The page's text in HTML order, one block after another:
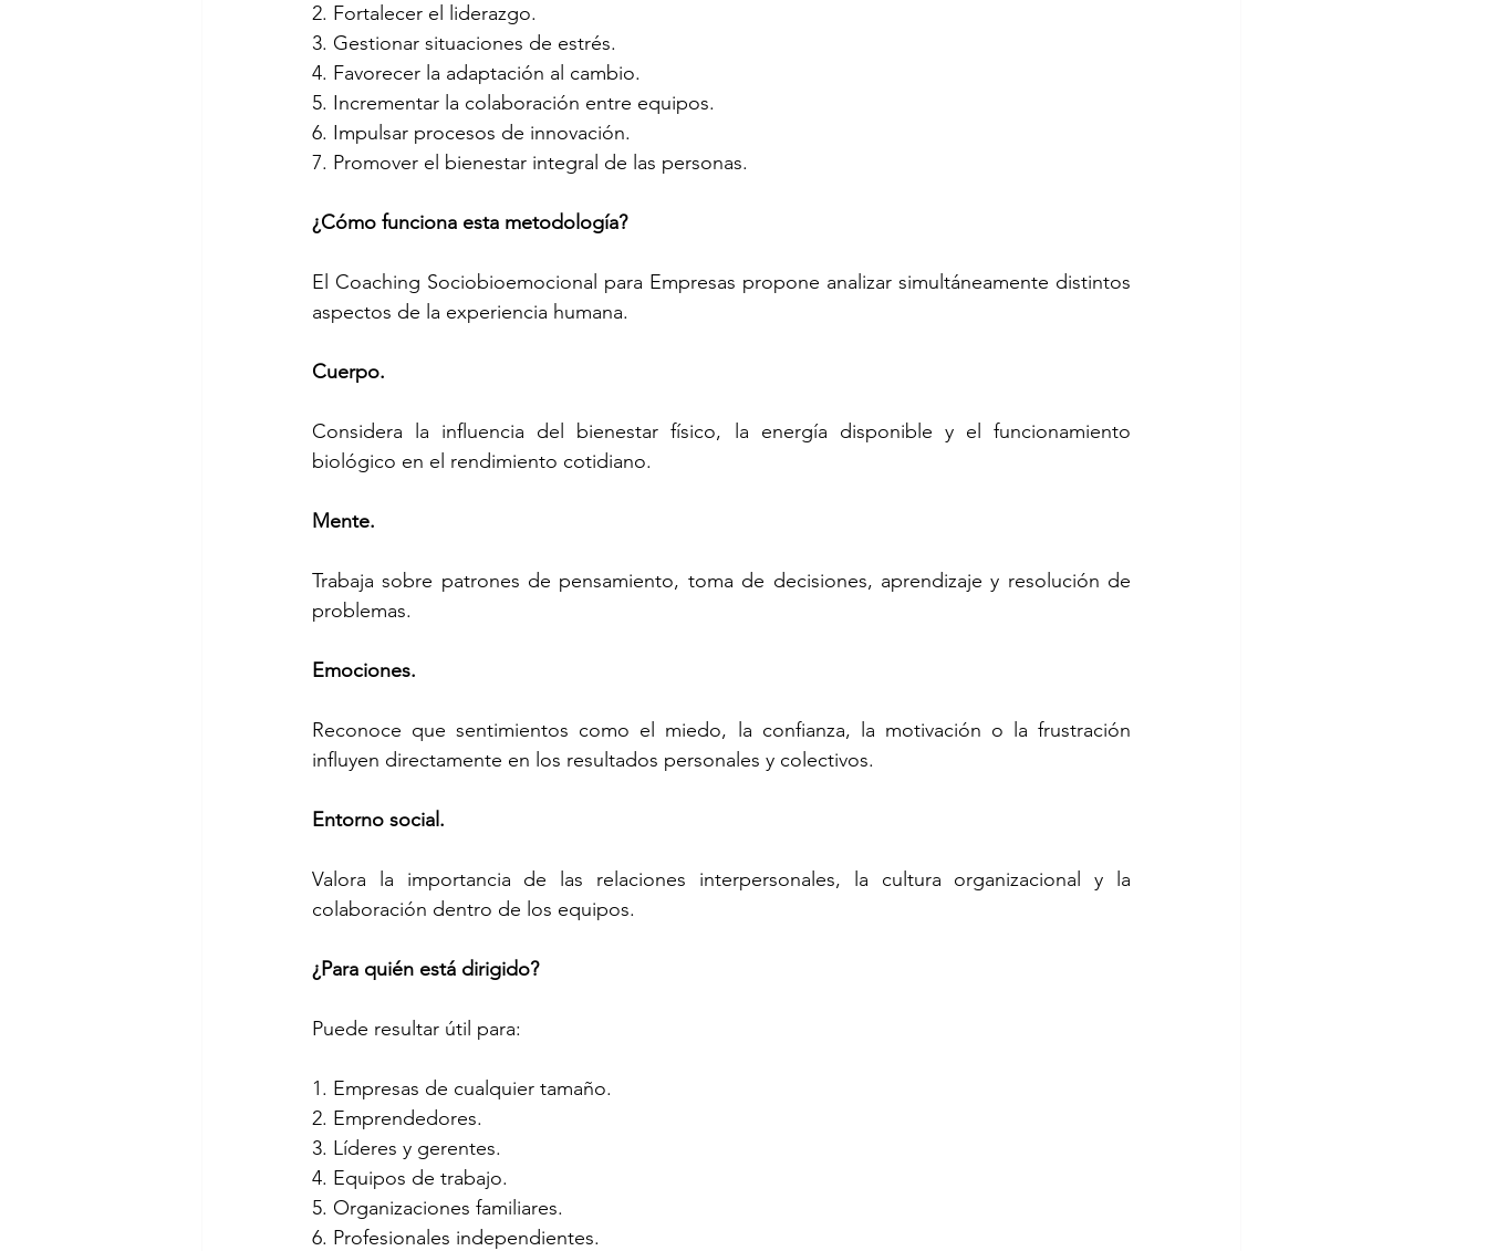
2. Fortalecer el liderazgo.
3. Gestionar situaciones de estrés.
4. Favorecer la adaptación al cambio.
5. Incrementar la colaboración entre equipos.
6. Impulsar procesos de innovación.
7. Promover el bienestar integral de las personas.
¿Cómo funciona esta metodología?
El Coaching Sociobioemocional para Empresas propone analizar simultáneamente distintos
aspectos de la experiencia humana.
Cuerpo.
Considera la influencia del bienestar físico, la energía disponible y el funcionamiento
biológico en el rendimiento cotidiano.
Mente.
Trabaja sobre patrones de pensamiento, toma de decisiones, aprendizaje y resolución de
problemas.
Emociones.
Reconoce que sentimientos como el miedo, la confianza, la motivación o la frustración
influyen directamente en los resultados personales y colectivos.
Entorno social.
Valora la importancia de las relaciones interpersonales, la cultura organizacional y la
colaboración dentro de los equipos.
¿Para quién está dirigido?
Puede resultar útil para:
1. Empresas de cualquier tamaño.
2. Emprendedores.
3. Líderes y gerentes.
4. Equipos de trabajo.
5. Organizaciones familiares.
6. Profesionales independientes.